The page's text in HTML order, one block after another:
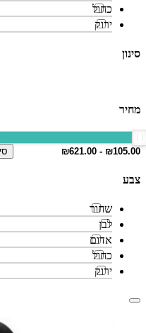
כחול
ירוק
סינון
מחיר
צבע
שחור
לבן
אדום
כחול
ירוק